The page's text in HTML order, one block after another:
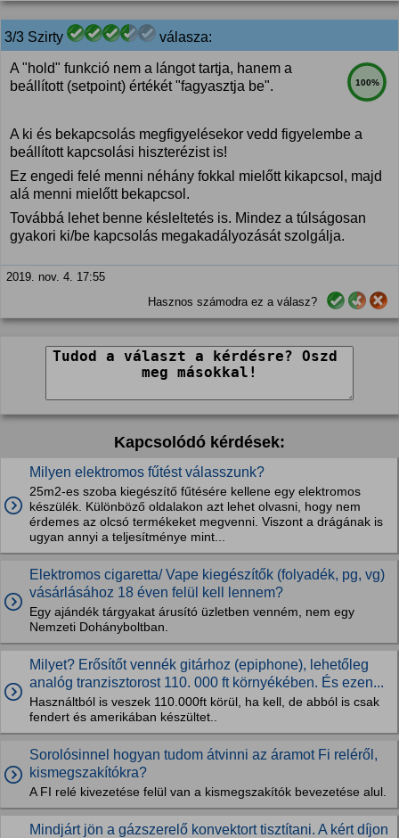
3/3 Szirty válasza:
100%
A "hold" funkció nem a lángot tartja, hanem a
beállított (setpoint) értékét "fagyasztja be".
A ki és bekapcsolás megfigyelésekor vedd figyelembe a
beállított kapcsolási hiszterézist is!
Ez engedi felé menni néhány fokkal mielőtt kikapcsol, majd
alá menni mielőtt bekapcsol.
Továbbá lehet benne késleltetés is. Mindez a túlságosan
gyakori ki/be kapcsolás megakadályozását szolgálja.
2019. nov. 4. 17:55
Hasznos számodra ez a válasz?
Kapcsolódó kérdések:
Milyen elektromos fűtést válasszunk?
25m2-es szoba kiegészítő fűtésére kellene egy elektromos
készülék. Különböző oldalakon azt lehet olvasni, hogy nem
érdemes az olcsó termékeket megvenni. Viszont a drágának is
ugyan annyi a teljesítménye mint...
Elektromos cigaretta/ Vape kiegészítők (folyadék, pg, vg)
vásárlásához 18 éven felül kell lennem?
Egy ajándék tárgyakat árusító üzletben venném, nem egy
Nemzeti Dohányboltban.
Milyet? Erősítőt vennék gitárhoz (epiphone), lehetőleg
analóg tranzisztorost 110. 000 ft környékében. És ezen...
Használtból is veszek 110.000ft körül, ha kell, de abból is csak
fendert és amerikában készültet..
Sorolósinnel hogyan tudom átvinni az áramot Fi reléről,
kismegszakítókra?
A FI relé kivezetése felül van a kismegszakítók bevezetése alul.
Mindjárt jön a gázszerelő konvektort tisztítani. A kért díjon